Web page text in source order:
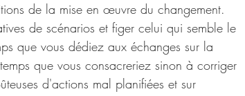
de la mise en œuvre du changement.
de scénarios et figer celui qui semble le
que vous dédiez aux échanges sur la
que vous consacreriez sinon à corriger
d'actions mal planifiées et sur